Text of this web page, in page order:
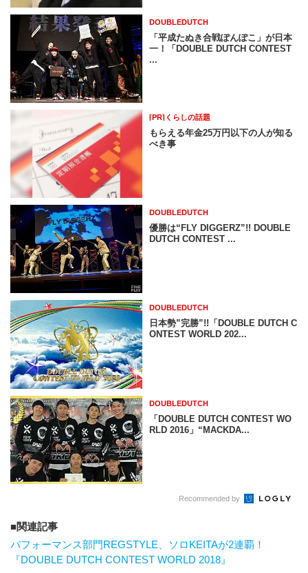
DOUBLEDUTCH
「平成たぬき合戦ぽんぽこ」が日本
一！「DOUBLE DUTCH CONTEST
...
[PR]くらしの話題
もらえる年金25万円以下の人が知る
べき事
DOUBLEDUTCH
優勝は“FLY DIGGERZ”!! DOUBLE
DUTCH CONTEST ...
DOUBLEDUTCH
日本勢”完勝”!!「DOUBLE DUTCH C
ONTEST WORLD 202...
DOUBLEDUTCH
「DOUBLE DUTCH CONTEST WO
RLD 2016」“MACKDA...
Recommended by
関連記事
パフォーマンス部門REGSTYLE、ソロKEITAが2連覇！
『DOUBLE DUTCH CONTEST WORLD 2018』